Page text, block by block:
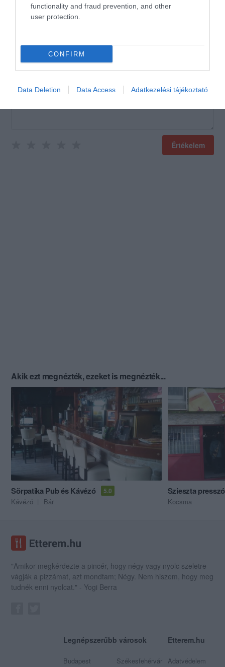
functionality and fraud prevention, and other
user protection.
CONFIRM
Data Deletion Data Access Adatkezelési tájékoztató
Értékeld Te is!
Értékelem
Akik ezt megnézték, ezeket is megnézték...
Sörpatika Pub és Kávézó 5.0
Kávézó Bár
Szieszta presszó
Kocsma
"Amikor megkérdezte a pincér, hogy négy vagy nyolc szeletre
vágják a pizzámat, azt mondtam; Négy. Nem hiszem, hogy meg
tudnék enni nyolcat." - Yogi Berra
Legnépszerűbb városok
Budapest Székesfehérvár
Etterem.hu
Adatvédelem